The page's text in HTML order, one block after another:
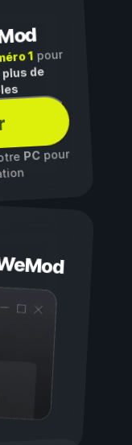
1pour
plus de
PCpour